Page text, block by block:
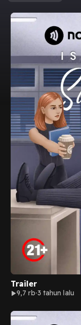
Trailer
9,7 rb 3 tahun lalu